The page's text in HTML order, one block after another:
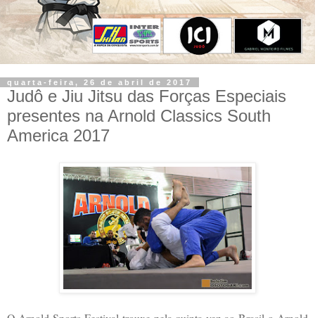
quarta-feira, 26 de abril de 2017
Judô e Jiu Jitsu das Forças Especiais
presentes na Arnold Classics South
America 2017